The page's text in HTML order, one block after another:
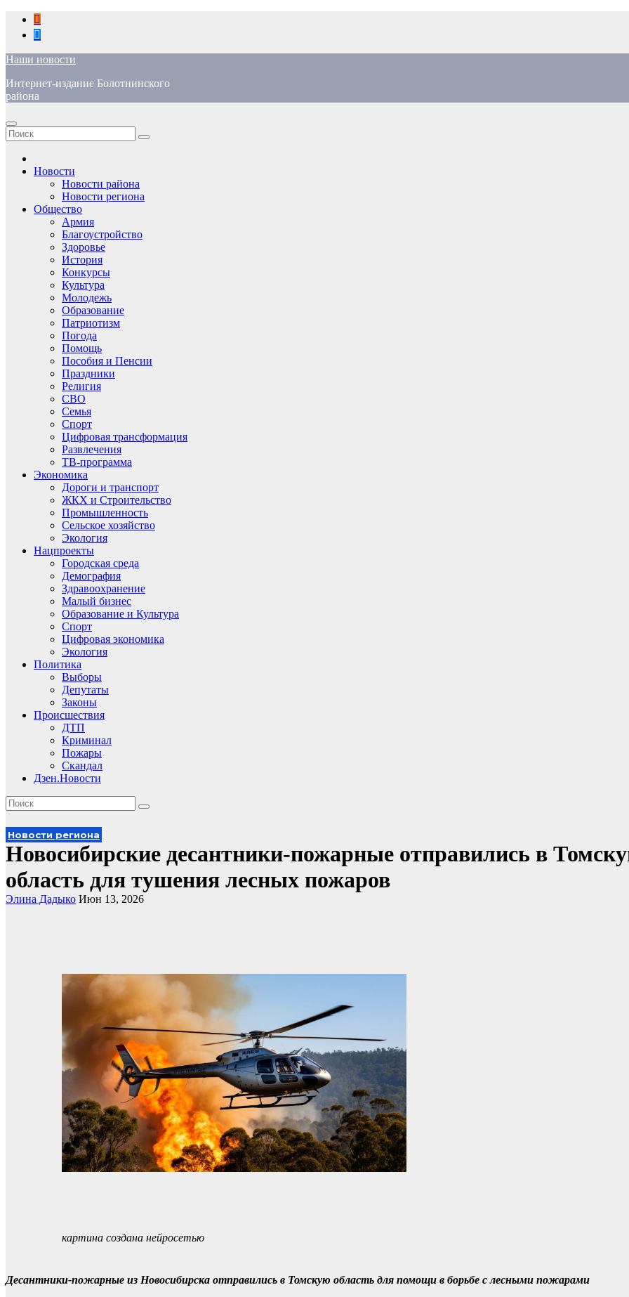
Перейти
содержимому
Наши новости
Интернет-издание Болотнинского
района
Новости
Новости района
Новости региона
Общество
Армия
Благоустройство
Здоровье
История
Конкурсы
Культура
Молодежь
Образование
Патриотизм
Погода
Помощь
Пособия и Пенсии
Праздники
Религия
СВО
Семья
Спорт
Цифровая трансформация
Развлечения
ТВ-программа
Экономика
Дороги и транспорт
ЖКХ и Строительство
Промышленность
Сельское хозяйство
Экология
Нацпроекты
Городская среда
Демография
Здравоохранение
Малый бизнес
Образование и Культура
Спорт
Цифровая экономика
Экология
Политика
Выборы
Депутаты
Законы
Происшествия
ДТП
Криминал
Пожары
Скандал
Дзен.Новости
Новости региона
Новосибирские десантники-пожарные отправились в
область для тушения лесных пожаров
Элина Дадыко Июн 13, 2026
картина создана нейросетью
Десантники-пожарные из Новосибирска отправились в Томскую область для помощи в борьбе с лесными пожарами